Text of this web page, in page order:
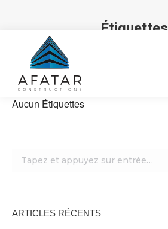
Étiquettes
Aucun Étiquettes
ARTICLES RÉCENTS